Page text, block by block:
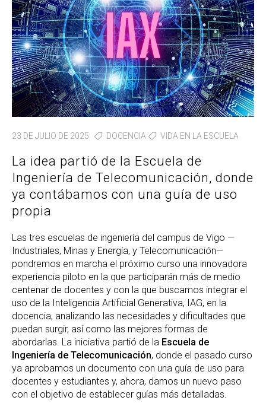
23 DE JULIO DE 2025 DOCENCIA VIDA EN LA ESCUELA
La idea partió de la Escuela de
Ingeniería de Telecomunicación, donde
ya contábamos con una guía de uso
propia
Las tres escuelas de ingeniería del campus de Vigo —
Industriales, Minas y Energía, y Telecomunicación—
pondremos en marcha el próximo curso una innovadora
experiencia piloto en la que participarán más de medio
centenar de docentes y con la que buscamos integrar el
uso de la Inteligencia Artificial Generativa, IAG, en la
docencia, analizando las necesidades y dificultades que
puedan surgir, así como las mejores formas de
abordarlas. La iniciativa partió de la Escuela de
Ingeniería de Telecomunicación, donde el pasado curso
ya aprobamos un documento con una guía de uso para
docentes y estudiantes y, ahora, damos un nuevo paso
con el objetivo de establecer guías más detalladas.